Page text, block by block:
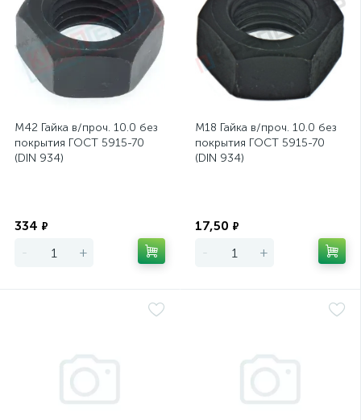
М42 Гайка в/проч. 10.0 без
покрытия ГОСТ 5915-70
(DIN 934)
334 ₽
- +
М18 Гайка в/проч. 10.0 без
покрытия ГОСТ 5915-70
(DIN 934)
17,50 ₽
- +